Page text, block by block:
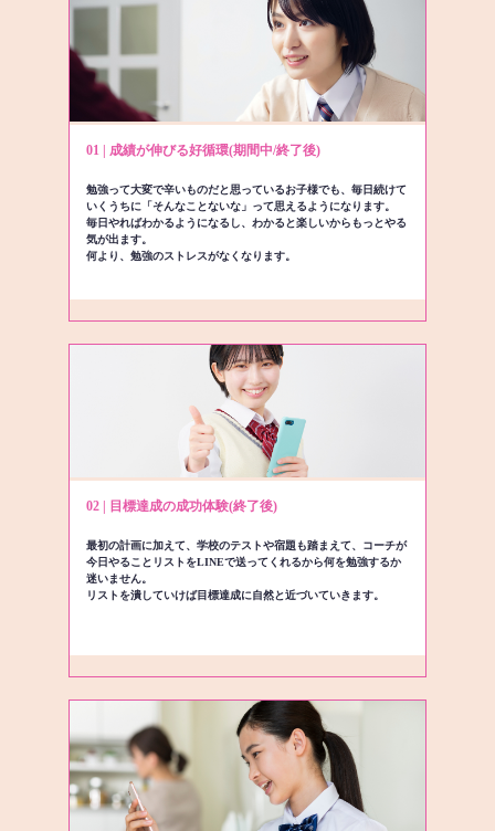
01 | 成績が伸びる好循環(期間中/終了後)
勉強って大変で辛いものだと思っているお子様でも、毎日続けて
いくうちに「そんなことないな」って思えるようになります。
毎日やればわかるようになるし、わかると楽しいからもっとやる
気が出ます。
何より、勉強のストレスがなくなります。
02 | 目標達成の成功体験(終了後)
最初の計画に加えて、学校のテストや宿題も踏まえて、コーチが
今日やることリストをLINEで送ってくれるから何を勉強するか
迷いません。
リストを潰していけば目標達成に自然と近づいていきます。